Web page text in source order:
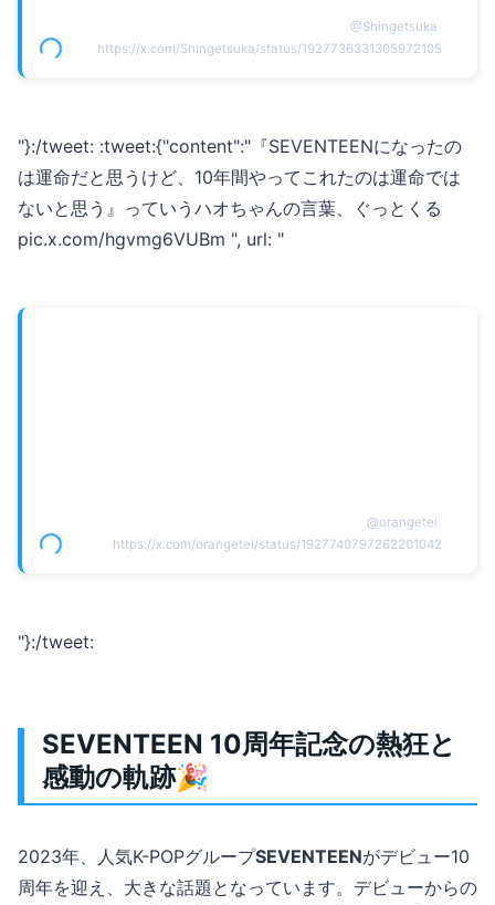
@Shingetsuka
https://x.com/Shingetsuka/status/1927736331305972105
"}:/tweet: :tweet:{"content":"『SEVENTEENになったの
は運命だと思うけど、10年間やってこれたのは運命では
ないと思う』っていうハオちゃんの言葉、ぐっとくる
pic.x.com/hgvmg6VUBm ", url: "
@orangetei
https://x.com/orangetei/status/1927740797262201042
"}:/tweet:
SEVENTEEN 10周年記念の熱狂と
感動の軌跡🎉
2023年、人気K-POPグループSEVENTEENがデビュー10
周年を迎え、大きな話題となっています。デビューからの